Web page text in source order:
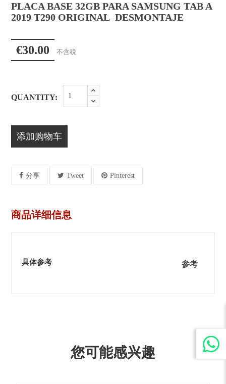
PLACA BASE 32GB PARA SAMSUNG TAB A
2019 T290 ORIGINAL DESMONTAJE
€30.00 不含税
QUANTITY:
添加购物车
分享 Tweet Pinterest
商品详细信息
参考
具体参考
您可能感兴趣